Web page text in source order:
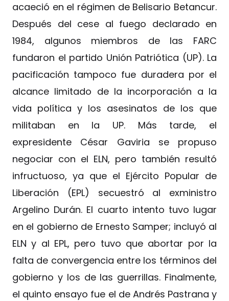
acaeció en el régimen de Belisario Betancur.
Después del cese al fuego declarado en
1984, algunos miembros de las FARC
fundaron el partido Unión Patriótica (UP). La
pacificación tampoco fue duradera por el
alcance limitado de la incorporación a la
vida política y los asesinatos de los que
militaban en la UP. Más tarde, el
expresidente César Gaviria se propuso
negociar con el ELN, pero también resultó
infructuoso, ya que el Ejército Popular de
Liberación (EPL) secuestró al exministro
Argelino Durán. El cuarto intento tuvo lugar
en el gobierno de Ernesto Samper; incluyó al
ELN y al EPL, pero tuvo que abortar por la
falta de convergencia entre los términos del
gobierno y los de las guerrillas. Finalmente,
el quinto ensayo fue el de Andrés Pastrana y